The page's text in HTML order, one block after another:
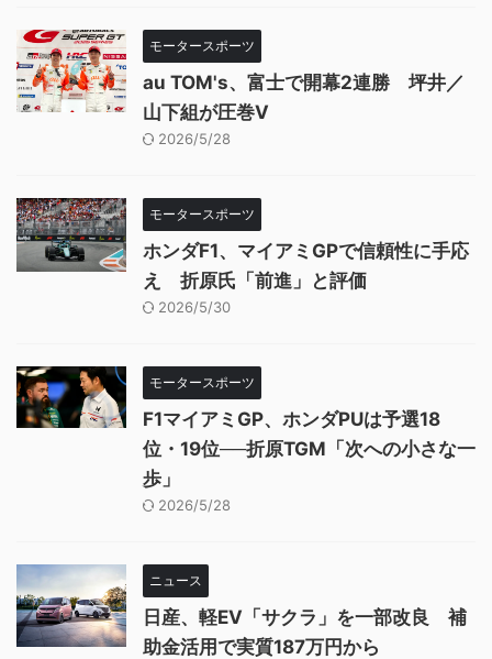
モータースポーツ
au TOM's、富士で開幕2連勝 坪井／
山下組が圧巻V
2026/5/28
モータースポーツ
ホンダF1、マイアミGPで信頼性に手応
え 折原氏「前進」と評価
2026/5/30
モータースポーツ
F1マイアミGP、ホンダPUは予選18
位・19位──折原TGM「次への小さな一
歩」
2026/5/28
ニュース
日産、軽EV「サクラ」を一部改良 補
助金活用で実質187万円から